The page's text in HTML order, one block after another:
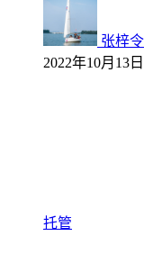
张梓令
2022年10月13日
托管